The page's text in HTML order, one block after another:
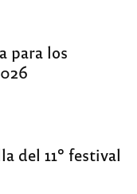
para los
del 11º festival